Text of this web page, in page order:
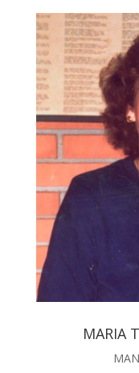
MARIA